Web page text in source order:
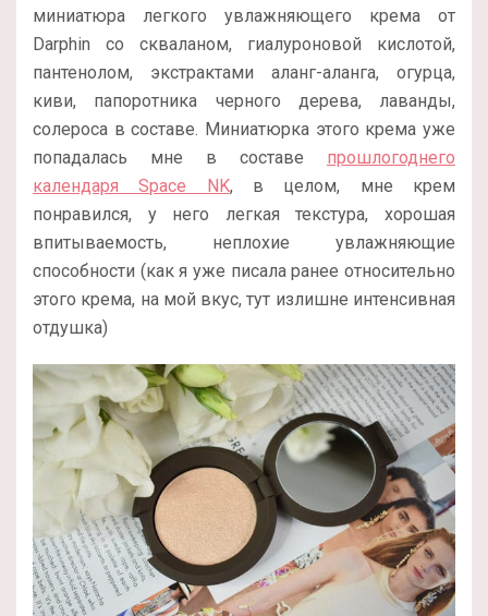
миниатюра легкого увлажняющего крема от
Darphin со скваланом, гиалуроновой кислотой,
пантенолом, экстрактами аланг-аланга, огурца,
киви, папоротника черного дерева, лаванды,
солероса в составе. Миниатюрка этого крема уже
попадалась мне в составе прошлогоднего
календаря Space NK, в целом, мне крем
понравился, у него легкая текстура, хорошая
впитываемость, неплохие увлажняющие
способности (как я уже писала ранее относительно
этого крема, на мой вкус, тут излишне интенсивная
отдушка)